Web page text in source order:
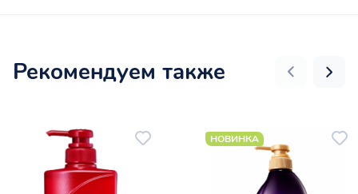
Рекомендуем также
НОВИНКА